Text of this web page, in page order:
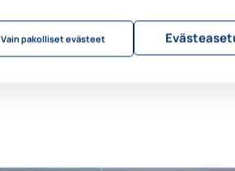
Vain pakolliset evästeet